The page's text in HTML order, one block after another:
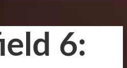
6: